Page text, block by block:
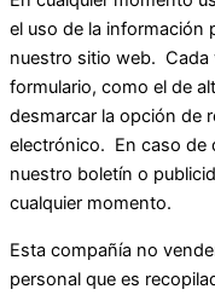
el uso de la información
nuestro sitio web. Cada
formulario, como el de
desmarcar la opción de
electrónico. En caso de
nuestro boletín o
cualquier momento.
Esta compañía no
personal que es